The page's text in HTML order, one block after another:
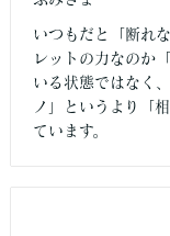
いつもだと「断れ
レットの力なのか
いる状態ではなく
ノ」というより「
ています。